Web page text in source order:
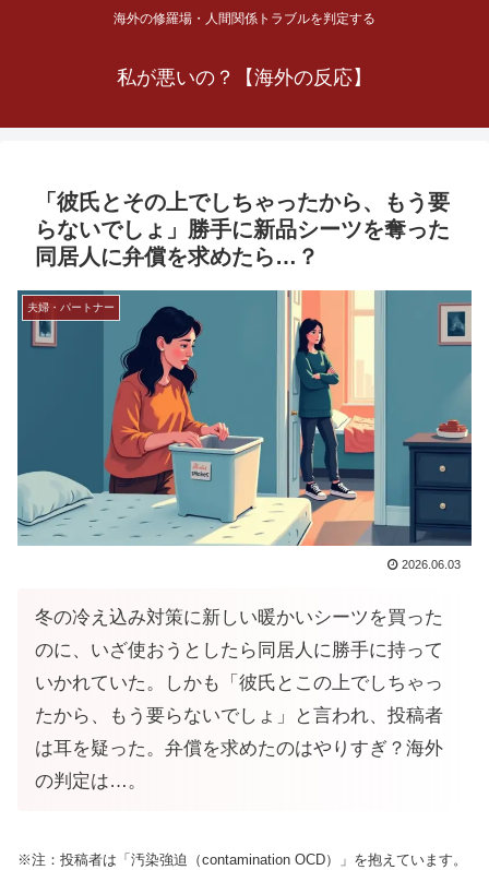
海外の修羅場・人間関係トラブルを判定する
私が悪いの？【海外の反応】
「彼氏とその上でしちゃったから、もう要
らないでしょ」勝手に新品シーツを奪った
同居人に弁償を求めたら…？
夫婦・パートナー
2026.06.03
冬の冷え込み対策に新しい暖かいシーツを買った
のに、いざ使おうとしたら同居人に勝手に持って
いかれていた。しかも「彼氏とこの上でしちゃっ
たから、もう要らないでしょ」と言われ、投稿者
は耳を疑った。弁償を求めたのはやりすぎ？海外
の判定は…。
※注：投稿者は「汚染強迫（contamination OCD）」を抱えています。